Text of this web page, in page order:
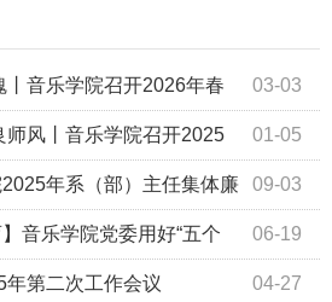
03-03
音乐学院召开2026年春
师德师风专题会议 01-05
风丨音乐学院召开2025
育暨师德师风专题会 09-03
2025年系（部）主任集体廉
06-19
音乐学院党委用好“五个
教育 04-27
第二次工作会议